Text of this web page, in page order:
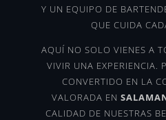
Y UN EQUIPO DE
QUE CUIDA
AQUÍ NO SOLO VIENES A
VIVIR UNA EXPERIENCIA.
CONVERTIDO EN LA
VALORADA EN
CALIDAD DE NUESTRAS